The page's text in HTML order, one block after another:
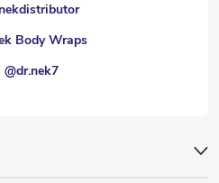
Body Wraps
@dr.nek7